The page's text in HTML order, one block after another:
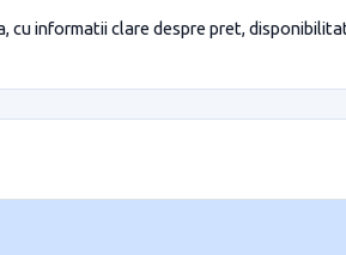
informatii clare despre pret,